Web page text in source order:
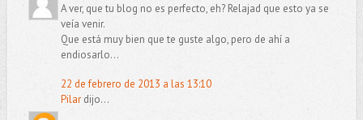
A ver, que tu blog no es perfecto, eh? Relajad que esto ya se
veía venir.
Que está muy bien que te guste algo, pero de ahí a
endiosarlo...
22 de febrero de 2013 a las 13:10
Pilardijo...